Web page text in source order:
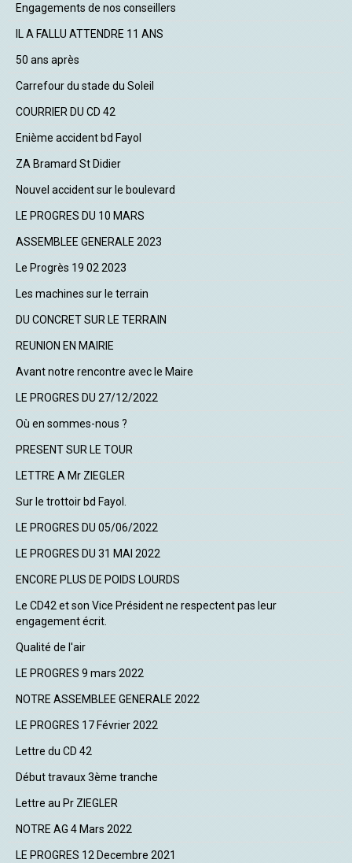
Engagements de nos conseillers
IL A FALLU ATTENDRE 11 ANS
50 ans après
Carrefour du stade du Soleil
COURRIER DU CD 42
Enième accident bd Fayol
ZA Bramard St Didier
Nouvel accident sur le boulevard
LE PROGRES DU 10 MARS
ASSEMBLEE GENERALE 2023
Le Progrès 19 02 2023
Les machines sur le terrain
DU CONCRET SUR LE TERRAIN
REUNION EN MAIRIE
Avant notre rencontre avec le Maire
LE PROGRES DU 27/12/2022
Où en sommes-nous ?
PRESENT SUR LE TOUR
LETTRE A Mr ZIEGLER
Sur le trottoir bd Fayol.
LE PROGRES DU 05/06/2022
LE PROGRES DU 31 MAI 2022
ENCORE PLUS DE POIDS LOURDS
Le CD42 et son Vice Président ne respectent pas leur
engagement écrit.
Qualité de l'air
LE PROGRES 9 mars 2022
NOTRE ASSEMBLEE GENERALE 2022
LE PROGRES 17 Février 2022
Lettre du CD 42
Début travaux 3ème tranche
Lettre au Pr ZIEGLER
NOTRE AG 4 Mars 2022
LE PROGRES 12 Decembre 2021